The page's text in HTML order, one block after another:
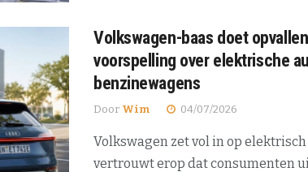
Volkswagen-baas doet
voorspelling over elektrische
benzinewagens
Door Wim 04/07/2026
Volkswagen zet vol in op elektrisch
vertrouwt erop dat consumenten